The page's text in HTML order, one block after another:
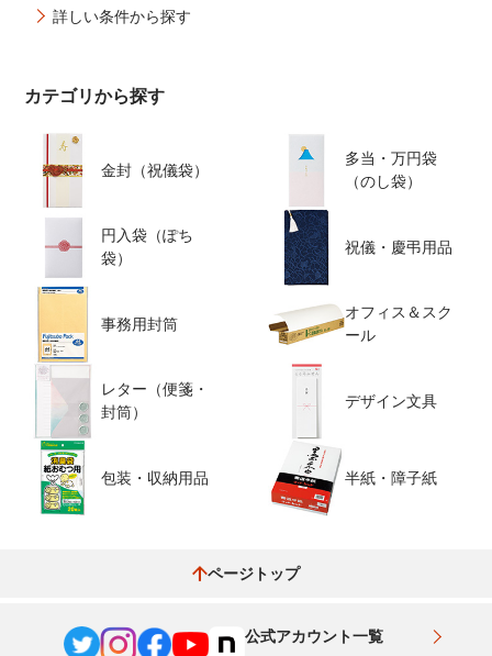
詳しい条件から探す
カテゴリから探す
金封（祝儀袋）
多当・万円袋
（のし袋）
円入袋（ぽち
袋）
祝儀・慶弔用品
事務用封筒
オフィス＆スク
ール
レター（便箋・
封筒）
デザイン文具
包装・収納用品 半紙・障子紙
ページトップ
公式アカウント一覧